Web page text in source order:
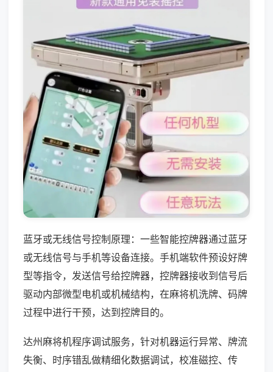
蓝牙或无线信号控制原理：一些智能控牌器通过蓝牙
或无线信号与手机等设备连接。手机端软件预设好牌
型等指令，发送信号给控牌器，控牌器接收到信号后
驱动内部微型电机或机械结构，在麻将机洗牌、码牌
过程中进行干预，达到控牌目的。
达州麻将机程序调试服务，针对机器运行异常、牌流
失衡、时序错乱做精细化数据调试，校准磁控、传